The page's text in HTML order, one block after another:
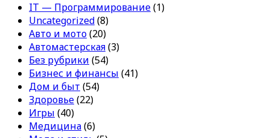
IT — Программирование(1)
Uncategorized(8)
Авто и мото(20)
Автомастерская(3)
Без рубрики (54)
Бизнес и финансы (41)
Дом и быт (54)
Здоровье(22)
Игры (40)
Медицина(6)